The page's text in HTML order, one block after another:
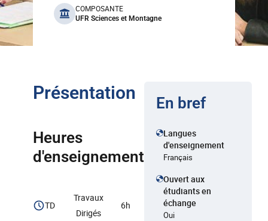
benefits
COMPOSANTE
UFR Sciences et Montagne
Présentation
Heures
d'enseignement
TD
Travaux
Dirigés
6h
En bref
Langues
d'enseignement
Français
Ouvert aux
étudiants en
échange
Oui